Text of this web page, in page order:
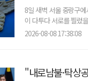
8일 새벽 서울 중랑구
이 다투다 서로를 찔렀
2026-08-08 17:38:08
"내로남불·탁상